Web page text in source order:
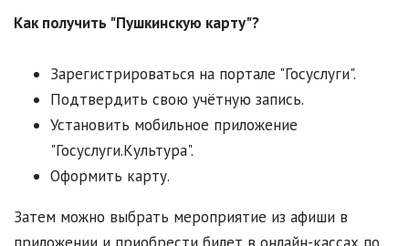
Как получить "Пушкинскую карту"?
Зарегистрироваться на портале "Госуслуги".
Подтвердить свою учётную запись.
Установить мобильное приложение
"Госуслуги.Культура".
Оформить карту.
Затем можно выбрать мероприятие из афиши в